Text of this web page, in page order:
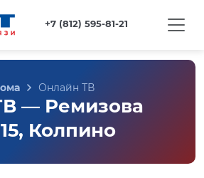
+7 (812) 595-81-21
Онлайн ТВ
— Ремизова
Колпино